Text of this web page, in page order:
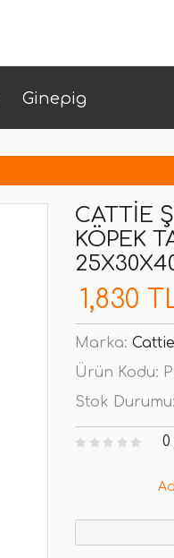
Ginepig
CATTIE
KÖPEK
1,830
Marka: Cattie
Ürün Kodu:
Stok Durumu: